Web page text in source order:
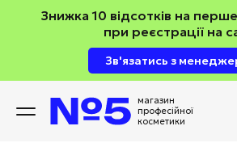
Знижка 10 відсотків на
при реєстрації на
Зв'язатись з
магазин
професійної
косметики